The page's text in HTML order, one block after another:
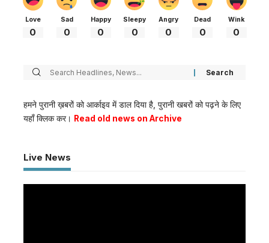
Love
0
Sad
0
Happy
0
Sleepy
0
Angry
0
Dead
0
Wink
0
हमने पुरानी ख़बरों को आर्काइव में डाल दिया है, पुरानी खबरों को पढ़ने के लिए
यहाँ क्लिक कर। Read old news on Archive
Live News